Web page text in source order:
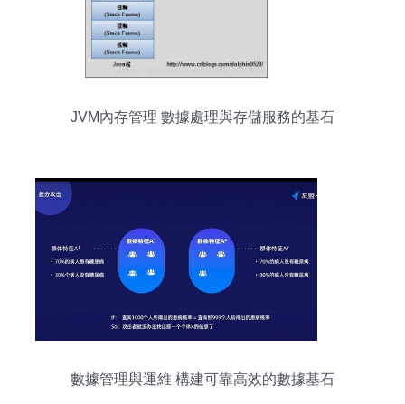
JVM內存管理 數據處理與存儲服務的基石
數據管理與運維 構建可靠高效的數據基石